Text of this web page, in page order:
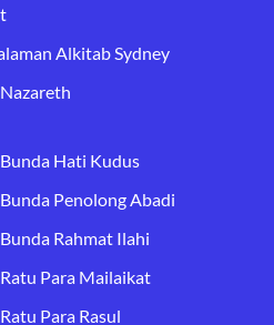
Alkitab Sydney
Hati Kudus
Penolong Abadi
Rahmat Ilahi
Para Mailaikat
Para Rasul